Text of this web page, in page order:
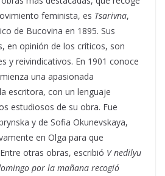
feminista, es Tsarivna,
de Bucovina en 1895. Sus
en opinión de los críticos, son
y reivindicativos. En 1901 conoce
una apasionada
escritora, con un lenguaje
estudiosos de su obra. Fue
y de Sofia Okunevskaya,
en Olga para que
otras obras, escribió V nedilyu
por la mañana recogió